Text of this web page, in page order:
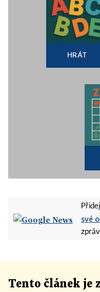
HRÁT
své
Tento článek je